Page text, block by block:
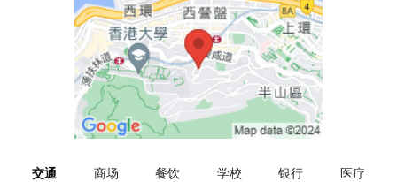
交通 商场 餐饮 学校 银行 医疗